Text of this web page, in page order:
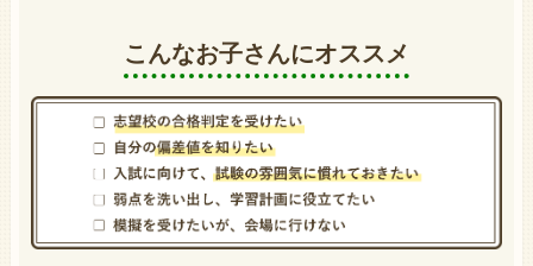
こんなお子さんにオススメ